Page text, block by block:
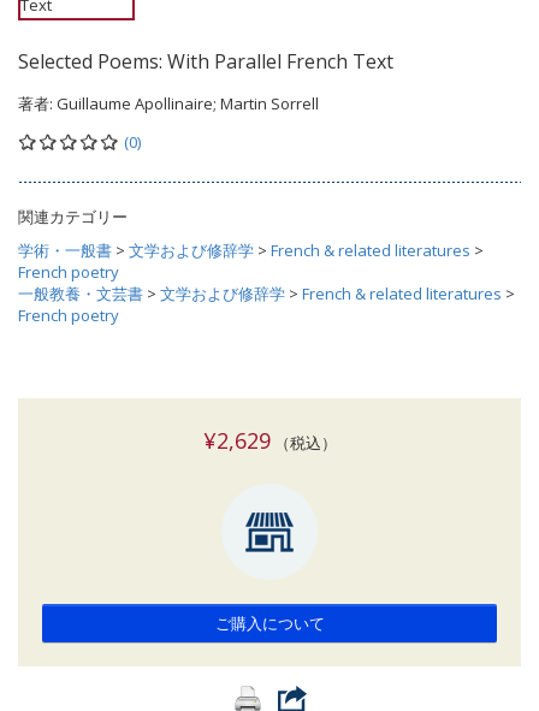
Selected Poems: With Parallel French Text
著者: Guillaume Apollinaire; Martin Sorrell
(0)
関連カテゴリー
学術・一般書 > 文学および修辞学 > French & related literatures >
French poetry
一般教養・文芸書 > 文学および修辞学 > French & related literatures >
French poetry
¥2,629（税込）
ご購入について